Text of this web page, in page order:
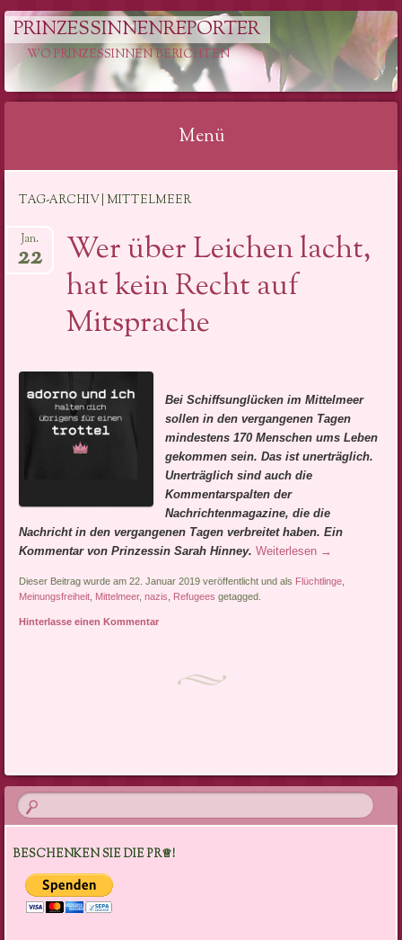
PRINZESSINNENREPORTER
WO PRINZESSINNEN BERICHTEN
Menü
Inhalt
TAG-ARCHIV | MITTELMEER
Wer über Leichen lacht,
hat kein Recht auf
Mitsprache
Jan.
22
Bei Schiffsunglücken im Mittelmeer
sollen in den vergangenen Tagen
mindestens 170 Menschen ums Leben
gekommen sein. Das ist unerträglich.
Unerträglich sind auch die
Kommentarspalten der
Nachrichtenmagazine, die die
Nachricht in den vergangenen Tagen verbreitet haben. Ein
Kommentar von Prinzessin Sarah Hinney.Weiterlesen →
Dieser Beitrag wurde am 22. Januar 2019 veröffentlicht und als Flüchtlinge
Meinungsfreiheit Mittelmeer,nazis Refugees getagged.
Hinterlasse einen Kommentar
BESCHENKEN SIE DIE PR♕!